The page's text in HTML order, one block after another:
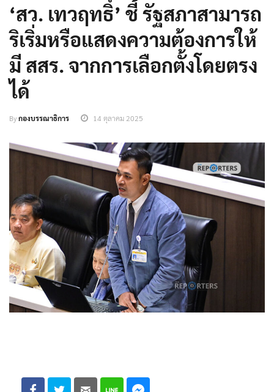
‘สว. เทวฤทธิ์’ ชี้ รัฐสภาสามารถ
ริเริ่มหรือแสดงความต้องการให้
มี สสร. จากการเลือกตั้งโดยตรง
ได้
Byกองบรรณาธิการ 14 ตุลาคม 2025